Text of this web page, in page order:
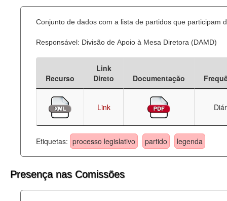
Conjunto de dados com a lista de partidos que participam
Responsável: Divisão de Apoio à Mesa Diretora (DAMD)
Recurso
Link
Direto
Documentação
Link
Etiquetas: processo legislativo partido legenda
Presença nas Comissões